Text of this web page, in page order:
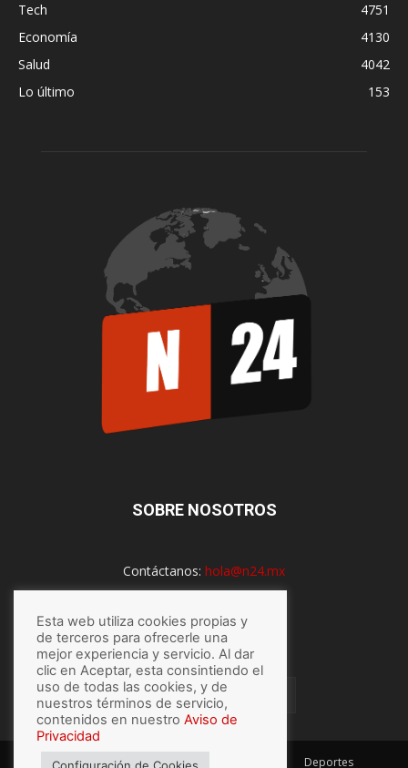
Tech
4751
Economía
4130
Salud
4042
Lo último
153
SOBRE NOSOTROS
Contáctanos: hola@n24.mx
SÍGUENOS
México Mundo Economía Deportes
Esta web utiliza cookies propias y
de terceros para ofrecerle una
mejor experiencia y servicio. Al dar
clic en Aceptar, esta consintiendo el
uso de todas las cookies, y de
nuestros términos de servicio,
contenidos en nuestro Aviso de
Privacidad